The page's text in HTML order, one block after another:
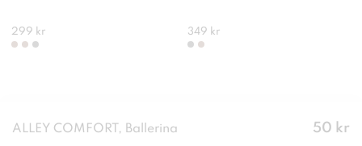
299 kr 349 kr
ALLEY COMFORT, Ballerina Pris:
50 kr